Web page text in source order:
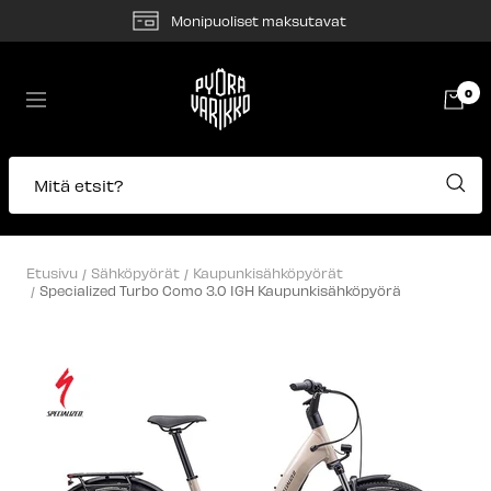
Monipuoliset maksutavat
Navigaatio
Pyörävarikko
0
Mitä etsit?
Etusivu Sähköpyörät
Kaupunkisähköpyörät
Specialized Turbo Como 3.0 IGH Kaupunkisähköpyörä